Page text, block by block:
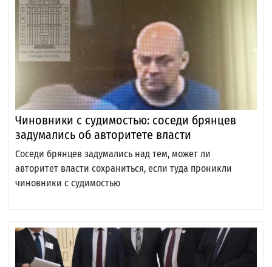
Чиновники с судимостью: соседи брянцев
задумались об авторитете власти
Соседи брянцев задумались над тем, может ли
авторитет власти сохраниться, если туда проникли
чиновники с судимостью